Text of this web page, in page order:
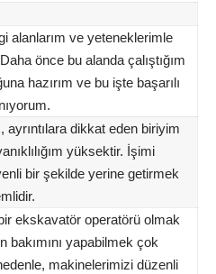
alanlarım ve yeteneklerimle
önce bu alanda çalıştığım
hazırım ve bu işte başarılı
ayrıntılara dikkat eden biriyim
yüksektir. İşimi
bir şekilde yerine getirmek
ekskavatör operatörü olmak
bakımını yapabilmek çok
makinelerimizi düzenli